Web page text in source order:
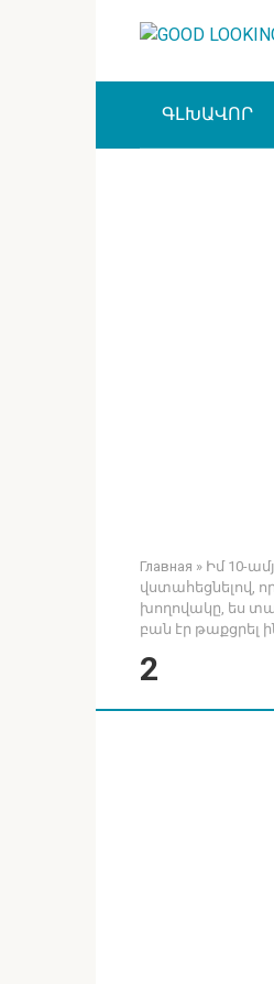
ԳԼԽԱՎՈՐ
Главная » Իմ 10-
վստահեցնելով,
խողովակը, ես
բան էր թաքցրել
2